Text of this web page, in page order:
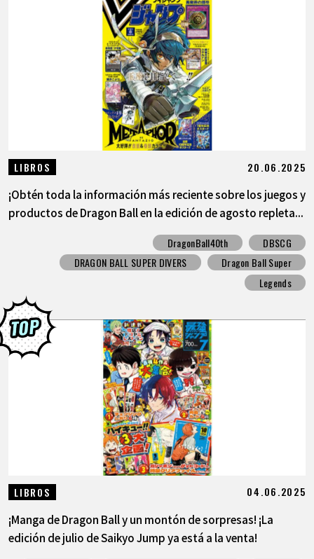
LIBROS 20.06.2025
¡Obtén toda la información más reciente sobre los juegos y
productos de Dragon Ball en la edición de agosto repleta...
DragonBall40th
DBSCG
DRAGON BALL SUPER DIVERS
Dragon Ball Super
Legends
LIBROS 04.06.2025
¡Manga de Dragon Ball y un montón de sorpresas! ¡La
edición de julio de Saikyo Jump ya está a la venta!